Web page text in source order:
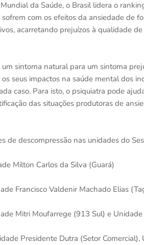
da Saúde, o Brasil lidera o
com os efeitos da ansiedade de
acarretando prejuízos à qualidade
sintoma natural para um sintoma
seus impactos na saúde mental dos
caso. Para isto, o psiquiatra pode
das situações produtoras de
de descompressão nas unidades do
Milton Carlos da Silva (Guará)
Francisco Valdenir Machado Elias
Mitri Moufarrege (913 Sul) e Unidade
Presidente Dutra (Setor